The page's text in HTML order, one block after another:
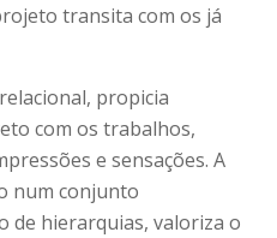
transita com os já
propicia
com os trabalhos,
e sensações. A
num conjunto
de hierarquias, valoriza o